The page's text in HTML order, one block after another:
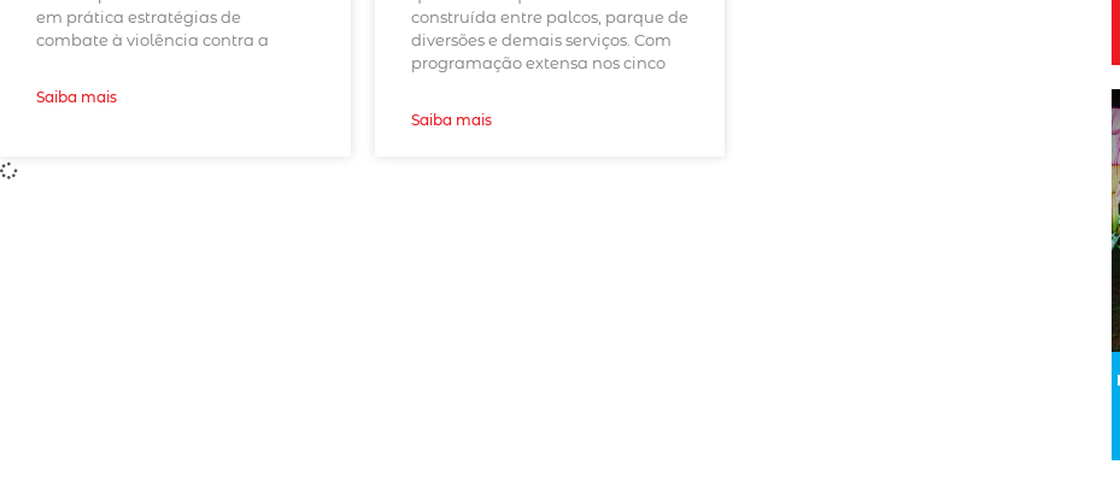
em prática estratégias de
combate à violência contra a
Saiba mais
construída entre palcos, parque de
diversões e demais serviços. Com
programação extensa nos cinco
Saiba mais